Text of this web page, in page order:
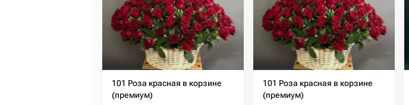
101 Роза красная в корзине
(премиум)
101 Роза красная в корзине
(премиум)